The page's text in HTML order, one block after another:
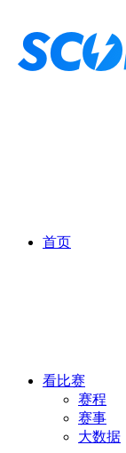
首页
看比赛
赛程
赛事
大数据